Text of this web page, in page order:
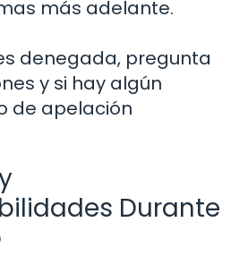
más adelante.
denegada, pregunta
y si hay algún
de apelación
Durante